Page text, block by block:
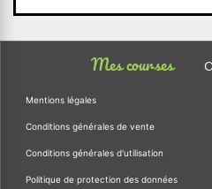
Mes courses
Mentions légales
Conditions générales de vente
Conditions générales d'utilisation
Politique de protection des données